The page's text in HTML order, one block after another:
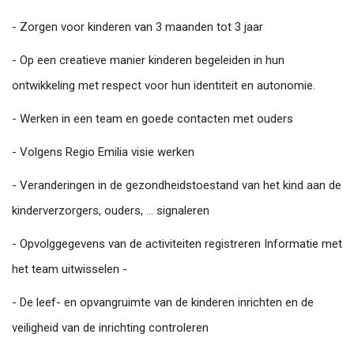
- Zorgen voor kinderen van 3 maanden tot 3 jaar
- Op een creatieve manier kinderen begeleiden in hun
ontwikkeling met respect voor hun identiteit en autonomie.
- Werken in een team en goede contacten met ouders
- Volgens Regio Emilia visie werken
- Veranderingen in de gezondheidstoestand van het kind aan de
kinderverzorgers, ouders, ... signaleren
- Opvolggegevens van de activiteiten registreren Informatie met
het team uitwisselen -
- De leef- en opvangruimte van de kinderen inrichten en de
veiligheid van de inrichting controleren